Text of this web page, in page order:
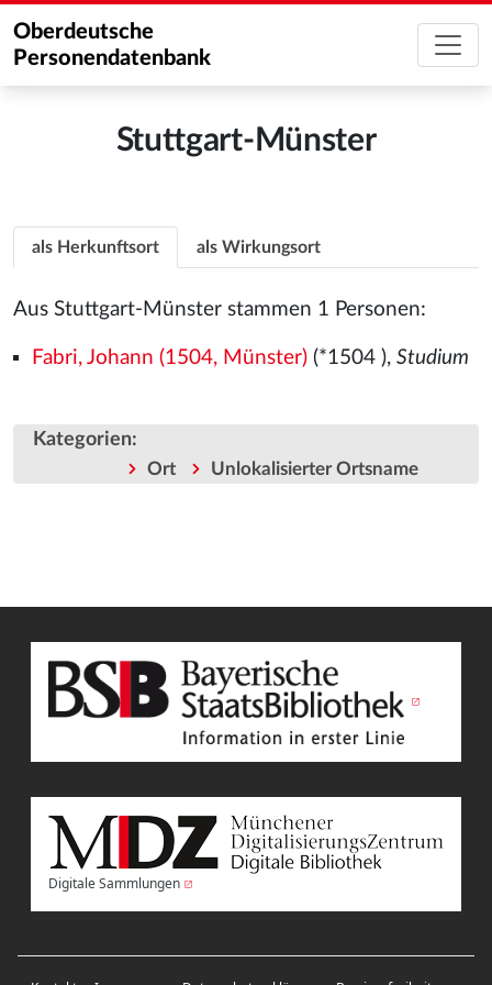
Oberdeutsche
Personendatenbank
Stuttgart-Münster
als Herkunftsort als Wirkungsort
Aus Stuttgart-Münster stammen 1 Personen:
Fabri, Johann (1504, Münster)(*1504 ), Studium
Kategorien:
Ort Unlokalisierter Ortsname
Digitale Sammlungen